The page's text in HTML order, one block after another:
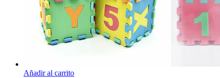
Añadir al carrito